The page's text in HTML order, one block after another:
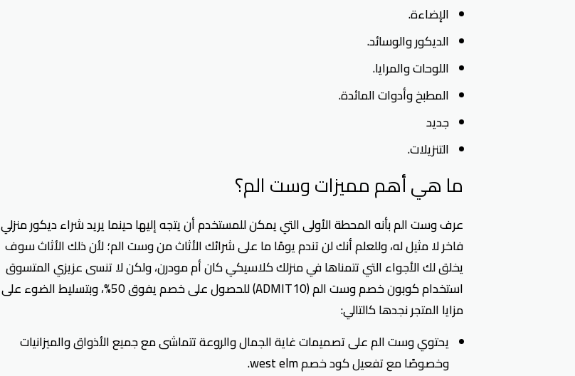
الإضاءة.
الديكور والوسائد.
اللوحات والمرايا.
المطبخ وأدوات المائدة.
جديد
التنزيلات.
ما هي أهم مميزات وست الم؟
عرف وست الم بأنه المحطة الأولى التي يمكن للمستخدم أن يتجه إليها حينما يريد شراء ديكور منزلي
فاخر لا مثيل له، وللعلم أنك لن تندم يومًا ما على شرائك الأثاث من وست الم؛ لأن ذلك الأثاث سوف
يخلق لك الأجواء التي تتمناها في منزلك كلاسيكي كان أم مودرن، ولكن لا تنسى عزيزي المتسوق
استخدام كوبون خصم وست الم (ADMIT10) للحصول على خصم يفوق 50%، وبتسليط الضوء على
مزايا المتجر نجدها كالتالي:
يحتوي وست الم على تصميمات غاية الجمال والروعة تتماشى مع جميع الأذواق والميزانيات
وخصوصًا مع تفعيل كود خصم west elm.